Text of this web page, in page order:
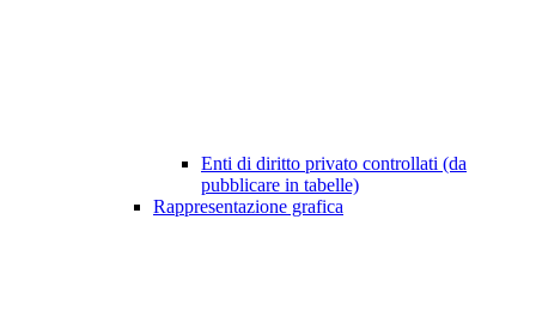
Enti di diritto privato controllati (da
pubblicare in tabelle)
Rappresentazione grafica